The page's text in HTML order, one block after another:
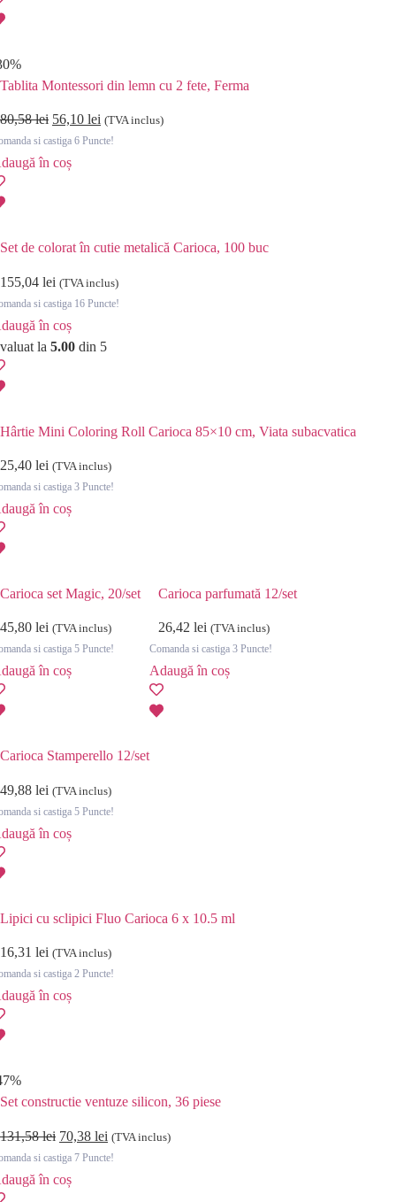
Tablita Montessori din lemn cu 2 fete, Ferma
80,58lei 56,10 lei (TVA inclus)
si castiga 6 Puncte!
în coș
Set de colorat în cutie metalică Carioca, 100 buc
155,04 lei (TVA inclus)
si castiga 16 Puncte!
în coș
la 5.00 din 5
Hârtie Mini Coloring Roll Carioca 85×10 cm, Viata subacvatica
25,40 lei (TVA inclus)
si castiga 3 Puncte!
în coș
Carioca set Magic, 20/set
45,80 lei (TVA inclus)
si castiga 5 Puncte!
în coș
Carioca parfumată 12/set
26,42 lei (TVA inclus)
Comanda si castiga 3 Puncte!
Adaugă în coș
Carioca Stamperello 12/set
49,88 lei (TVA inclus)
si castiga 5 Puncte!
în coș
Lipici cu sclipici Fluo Carioca 6 x 10.5 ml
16,31 lei (TVA inclus)
si castiga 2 Puncte!
în coș
Set constructie ventuze silicon, 36 piese
131,58lei 70,38 lei (TVA inclus)
si castiga 7 Puncte!
în coș